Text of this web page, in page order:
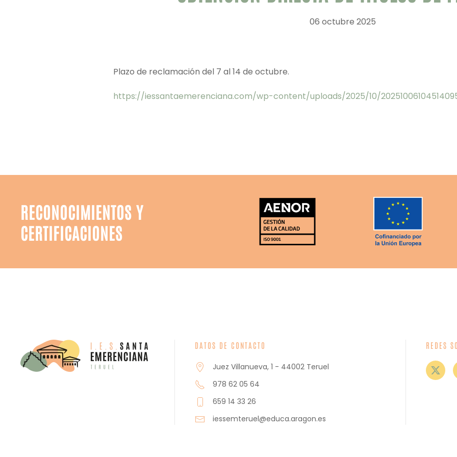
06 octubre 2025
Plazo de reclamación del 7 al 14 de octubre.
https://iessantaemerenciana.com/wp-content/uploads/2025/10/
RECONOCIMIENTOS Y
CERTIFICACIONES
DATOS DE CONTACTO
Juez Villanueva, 1 - 44002 Teruel
978 62 05 64
659 14 33 26
iessemteruel@educa.aragon.es
REDES